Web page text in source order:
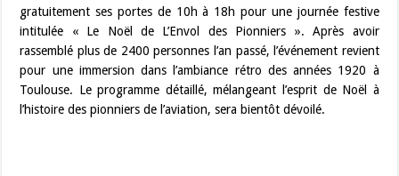
gratuitement ses portes de 10h à 18h pour une journée festive
intitulée « Le Noël de L’Envol des Pionniers ». Après avoir
rassemblé plus de 2400 personnes l’an passé, l’événement revient
pour une immersion dans l’ambiance rétro des années 1920 à
Toulouse. Le programme détaillé, mélangeant l’esprit de Noël à
l’histoire des pionniers de l’aviation, sera bientôt dévoilé.